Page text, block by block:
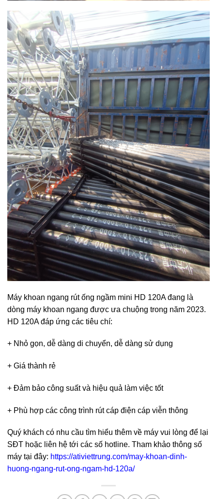
Máy khoan ngang rút ống ngầm mini HD 120A đang là
dòng máy khoan ngang được ưa chuộng trong năm 2023.
HD 120A đáp ứng các tiêu chí:
+ Nhỏ gọn, dễ dàng di chuyển, dễ dàng sử dụng
+ Giá thành rẻ
+ Đảm bảo công suất và hiệu quả làm việc tốt
+ Phù hợp các công trình rút cáp điện cáp viễn thông
Quý khách có nhu cầu tìm hiểu thêm về máy vui lòng để lại
SĐT hoặc liên hệ tới các số hotline. Tham khảo thông số
máy tại đây: https://ativiettrung.com/may-khoan-dinh-
huong-ngang-rut-ong-ngam-hd-120a/